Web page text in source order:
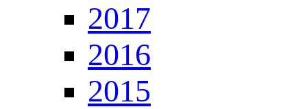
2017
2016
2015